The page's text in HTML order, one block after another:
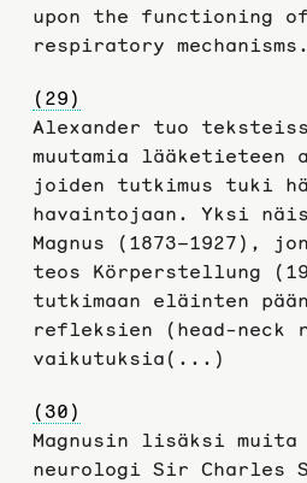
upon the functioning
respiratory
(29)
Alexander tuo
muutamia lääketieteen
joiden tutkimus tuki
havaintojaan. Yksi
Magnus (1873–1927),
teos Körperstellung
tutkimaan eläinten
refleksien (head-neck
vaikutuksia(...)
(30)
Magnusin lisäksi
neurologi Sir Charles